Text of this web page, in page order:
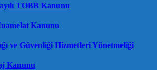
TOBB Kanunu
Kanunu
ve Güvenliği Hizmetleri Yönetmeliği
Kanunu